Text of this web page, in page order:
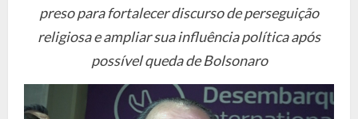
preso para fortalecer discurso de perseguição
religiosa e ampliar sua influência política após
possível queda de Bolsonaro